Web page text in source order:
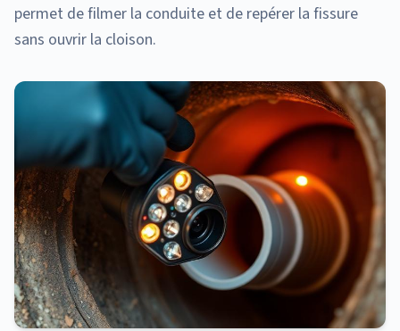
permet de filmer la conduite et de repérer la fissure
sans ouvrir la cloison.